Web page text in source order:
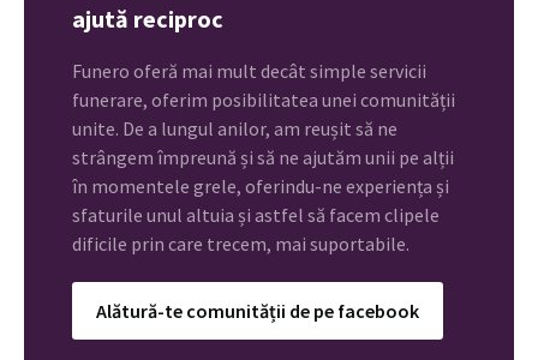
ajută reciproc
Funero oferă mai mult decât simple servicii
funerare, oferim posibilitatea unei comunității
unite. De a lungul anilor, am reușit să ne
strângem împreună și să ne ajutăm unii pe alții
în momentele grele, oferindu-ne experiența și
sfaturile unul altuia și astfel să facem clipele
dificile prin care trecem, mai suportabile.
Alătură-te comunității de pe facebook